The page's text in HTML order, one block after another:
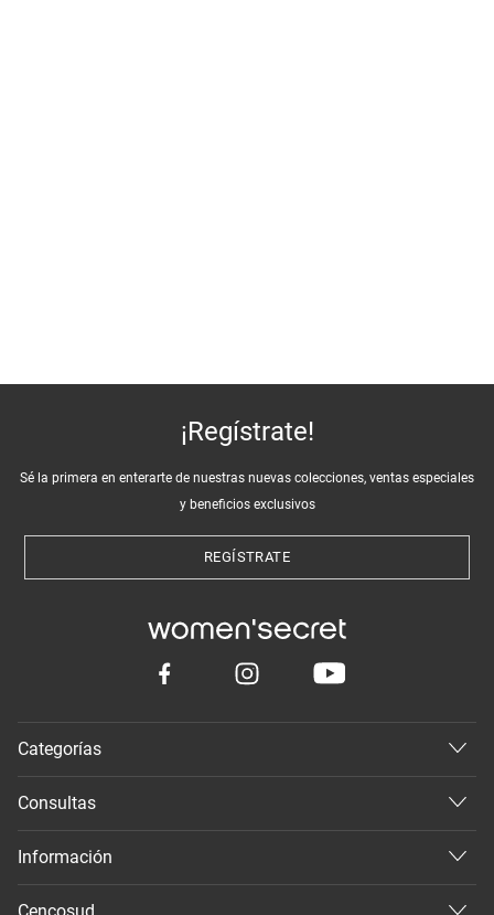
¡Regístrate!
Sé la primera en enterarte de nuestras nuevas colecciones, ventas especiales
y beneficios exclusivos
REGÍSTRATE
Categorías
Consultas
Información
Cencosud